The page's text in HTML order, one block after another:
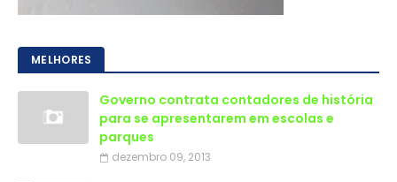
MELHORES
Governo contrata contadores de história
para se apresentarem em escolas e
parques
dezembro 09, 2013